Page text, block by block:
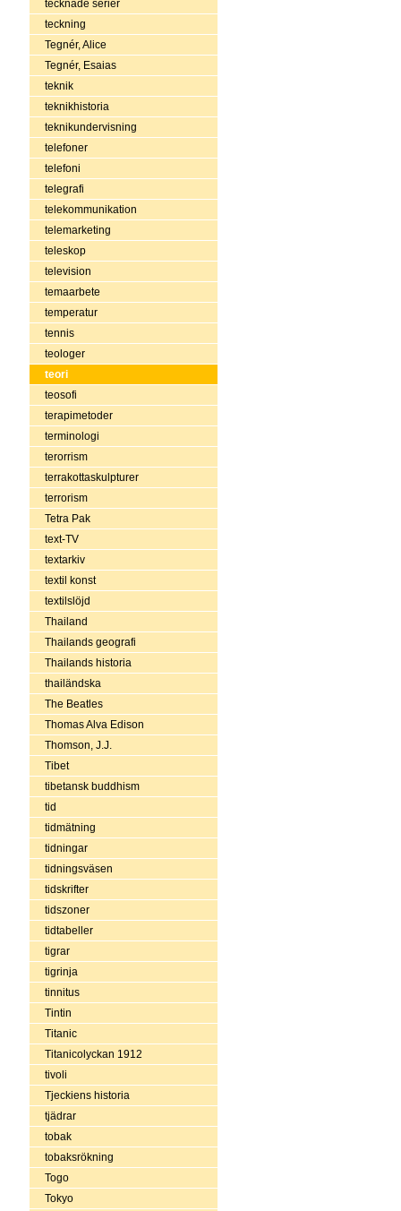
tecknade serier
teckning
Tegnér, Alice
Tegnér, Esaias
teknik
teknikhistoria
teknikundervisning
telefoner
telefoni
telegrafi
telekommunikation
telemarketing
teleskop
television
temaarbete
temperatur
tennis
teologer
teori
teosofi
terapimetoder
terminologi
terorrism
terrakottaskulpturer
terrorism
Tetra Pak
text-TV
textarkiv
textil konst
textilslöjd
Thailand
Thailands geografi
Thailands historia
thailändska
The Beatles
Thomas Alva Edison
Thomson, J.J.
Tibet
tibetansk buddhism
tid
tidmätning
tidningar
tidningsväsen
tidskrifter
tidszoner
tidtabeller
tigrar
tigrinja
tinnitus
Tintin
Titanic
Titanicolyckan 1912
tivoli
Tjeckiens historia
tjädrar
tobak
tobaksrökning
Togo
Tokyo